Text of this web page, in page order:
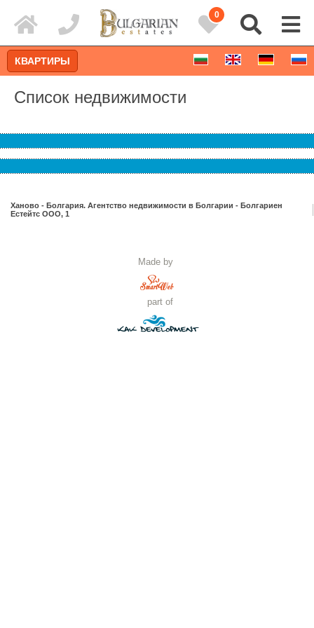
0
Расширенный поиск
КВАРТИРЫ
Список недвижимости
Ханово - Болгария. Агентство недвижимости в Болгарии - Болгариен
Естейтс ООО, 1
Made by
part of